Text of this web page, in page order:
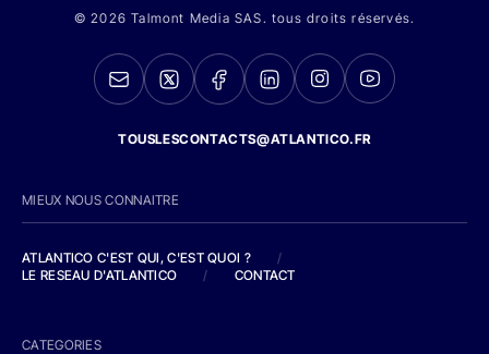
© 2026 Talmont Media SAS. tous droits réservés.
TOUSLESCONTACTS@ATLANTICO.FR
MIEUX NOUS CONNAITRE
ATLANTICO C'EST QUI, C'EST QUOI ?
/
LE RESEAU D'ATLANTICO
/ CONTACT
CATEGORIES